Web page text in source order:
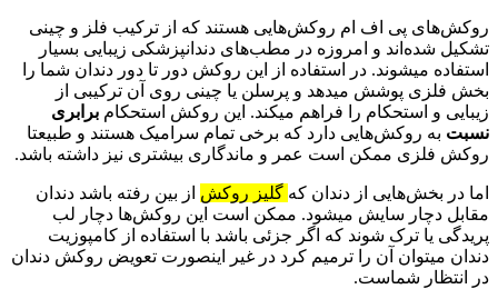
روکش‌های پی اف ام روکش‌هایی هستند که از ترکیب فلز و چینی
تشکیل شده‌اند و امروزه در مطب‌های دندانپزشکی زیبایی بسیار
استفاده میشوند. در استفاده از این روکش دور تا دور دندان شما را
بخش فلزی پوشش میدهد و پرسلن یا چینی روی آن ترکیبی از
زیبایی و استحکام را فراهم میکند. این روکش استحکام برابری
نسبت به روکش‌هایی دارد که برخی تمام سرامیک هستند و طبیعتا
روکش فلزی ممکن است عمر و ماندگاری بیشتری نیز داشته باشد.
اما در بخش‌هایی از دندان که گلیز روکش از بین رفته باشد دندان
مقابل دچار سایش میشود. ممکن است این روکش‌ها دچار لب
پریدگی یا ترک شوند که اگر جزئی باشد با استفاده از کامپوزیت
دندان میتوان آن را ترمیم کرد در غیر اینصورت تعویض روکش دندان
در انتظار شماست.